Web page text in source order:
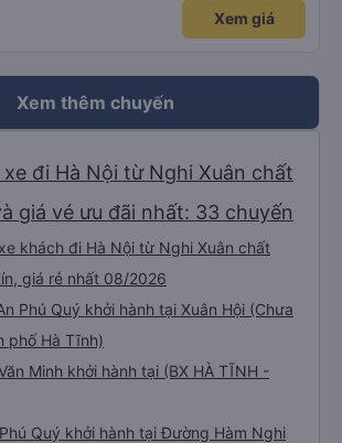
Xem giá
Xem thêm chuyến
đi Hà Nội từ Nghi Xuân chất
giá vé ưu đãi nhất: 33 chuyến
khách đi Hà Nội từ Nghi Xuân chất
giá rẻ nhất 08/2026
Phú Quý khởi hành tại Xuân Hội (Chưa
phố Hà Tĩnh)
Minh khởi hành tại (BX HÀ TĨNH -
Quý khởi hành tại Đường Hàm Nghi